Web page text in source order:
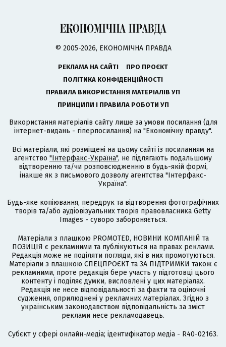
© 2005-2026, ЕКОНОМІЧНА ПРАВДА
РЕКЛАМА НА САЙТІ
ПРО ПРОЄКТ
ПОЛІТИКА КОНФІДЕНЦІЙНОСТІ
ПРАВИЛА ВИКОРИСТАННЯ МАТЕРІАЛІВ УП
ПРИНЦИПИ І ПРАВИЛА РОБОТИ УП
Використання матеріалів сайту лише за умови посилання (для
інтернет-видань - гіперпосилання) на "Економічну правду".
Всі матеріали, які розміщені на цьому сайті із посиланням на
агентство "Інтерфакс-Україна", не підлягають подальшому
відтворенню та/чи розповсюдженню в будь-якій формі,
інакше як з письмового дозволу агентства "Інтерфакс-
Україна".
Будь-яке копіювання, передрук та відтворення фотографічних
творів та/або аудіовізуальних творів правовласника Getty
Images - суворо забороняється.
Матеріали з плашкою PROMOTED, НОВИНИ КОМПАНІЙ та
ПОЗИЦІЯ є рекламними та публікуються на правах реклами.
Редакція може не поділяти погляди, які в них промотуються.
Матеріали з плашкою СПЕЦПРОЄКТ та ЗА ПІДТРИМКИ також є
рекламними, проте редакція бере участь у підготовці цього
контенту і поділяє думки, висловлені у цих матеріалах.
Редакція не несе відповідальності за факти та оціночні
судження, оприлюднені у рекламних матеріалах. Згідно з
українським законодавством відповідальність за зміст
реклами несе рекламодавець.
Cубєкт у сфері онлайн-медіа; ідентифікатор медіа - R40-02163.